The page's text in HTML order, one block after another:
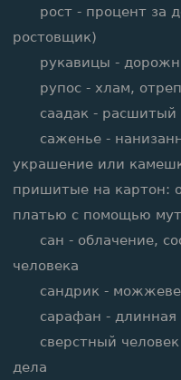
рост - процент за
ростовщик)
рукавицы -
рупос - хлам,
саадак - расшитый
саженье -
украшение или
пришитые на картон:
платью с помощью
сан - облачение,
человека
сандрик -
сарафан - длинная
сверстный человек
дела